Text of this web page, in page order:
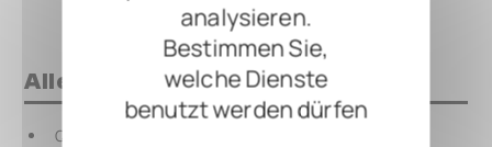
analysieren.
Bestimmen Sie,
welche Dienste
benutzt werden dürfen
Alles auf einen Blick
QuickMount Pedal-Montageplatte für FULLTONE